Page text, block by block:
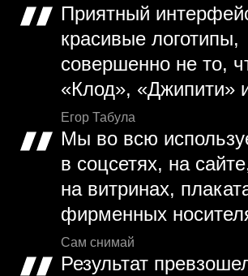
Приятный
красивые логотипы,
совершенно не то,
«Клод», «Джипити»
Егор Табула
Мы во всю
в соцсетях, на
на витринах,
фирменных
Сам снимай
Результат